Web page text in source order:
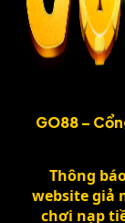
GO88 –
Thông
website giả
chơi nạp